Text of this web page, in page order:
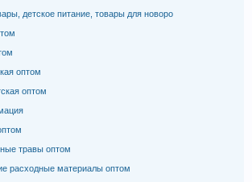
детское питание, товары для новоро
оптом
оптом
травы оптом
расходные материалы оптом